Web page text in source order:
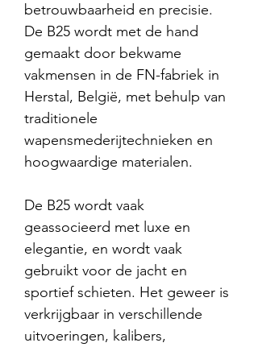
betrouwbaarheid en precisie.
De B25 wordt met de hand
gemaakt door bekwame
vakmensen in de FN-fabriek in
Herstal, België, met behulp van
traditionele
wapensmederijtechnieken en
hoogwaardige materialen.
De B25 wordt vaak
geassocieerd met luxe en
elegantie, en wordt vaak
gebruikt voor de jacht en
sportief schieten. Het geweer is
verkrijgbaar in verschillende
uitvoeringen, kalibers,